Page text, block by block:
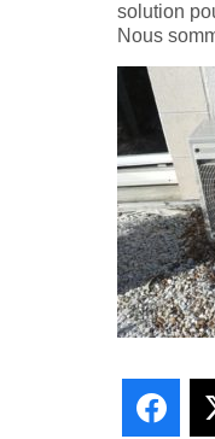
solution
Nous